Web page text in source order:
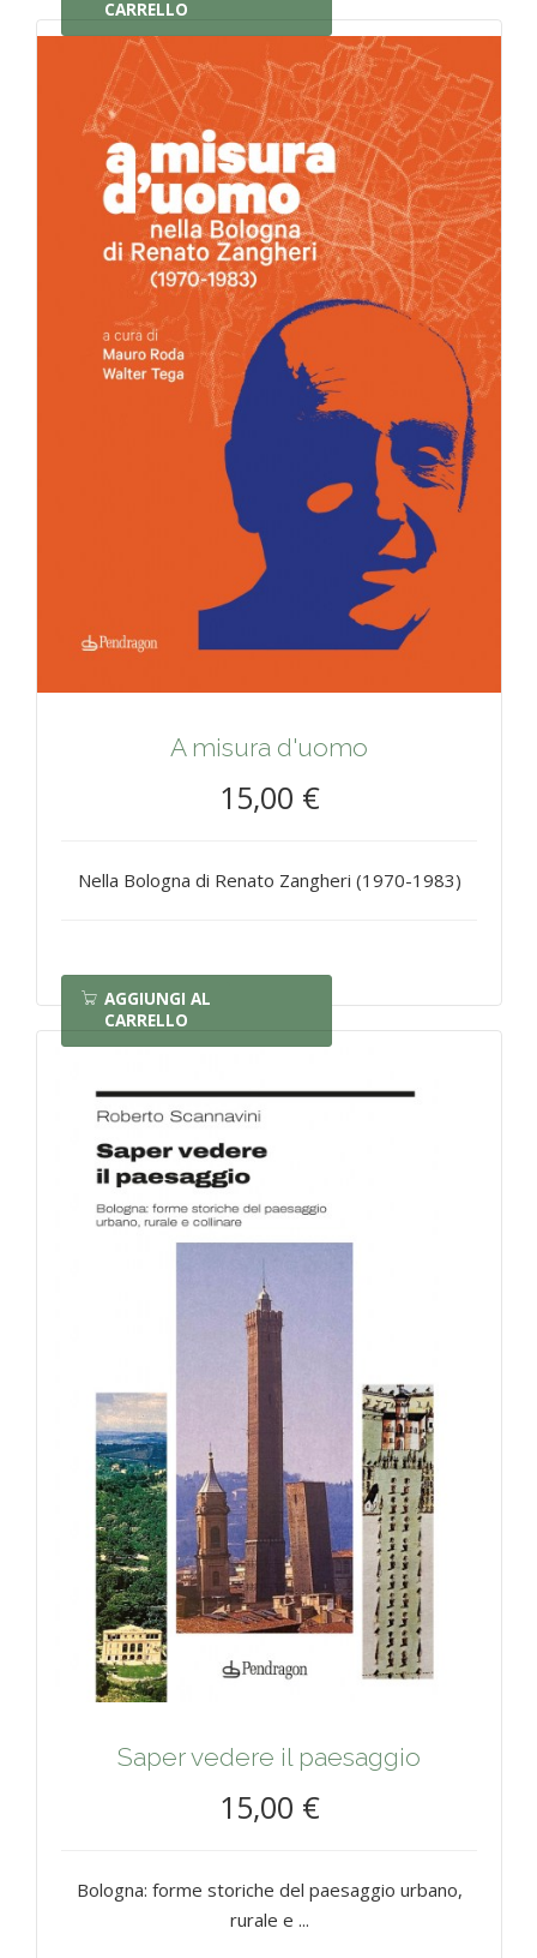
CARRELLO
A misura d'uomo
15,00 €
Nella Bologna di Renato Zangheri (1970-1983)
AGGIUNGI AL
CARRELLO
Saper vedere il paesaggio
15,00 €
Bologna: forme storiche del paesaggio urbano,
rurale e ...